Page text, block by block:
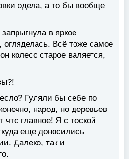
одела, а то бы вообще
в яркое
огляделась. Всё тоже самое
колесо старое валяется,
Гуляли бы себе по
народ, но деревьев
что главное! Я с тоской
еще доносились
Далеко, так и